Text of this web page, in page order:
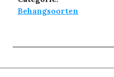
Behangsoorten